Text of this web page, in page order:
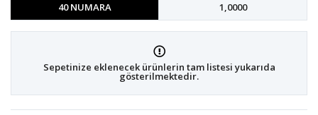
40 NUMARA 1,0000
Sepetinize eklenecek ürünlerin tam listesi yukarıda
gösterilmektedir.